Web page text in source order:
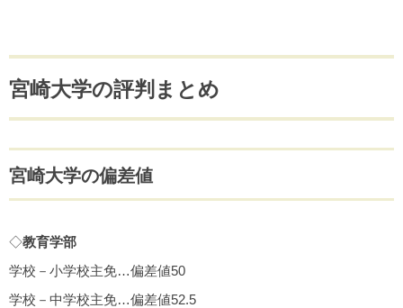
宮崎大学の評判まとめ
宮崎大学の偏差値
◇教育学部
学校－小学校主免…偏差値50
学校－中学校主免…偏差値52.5